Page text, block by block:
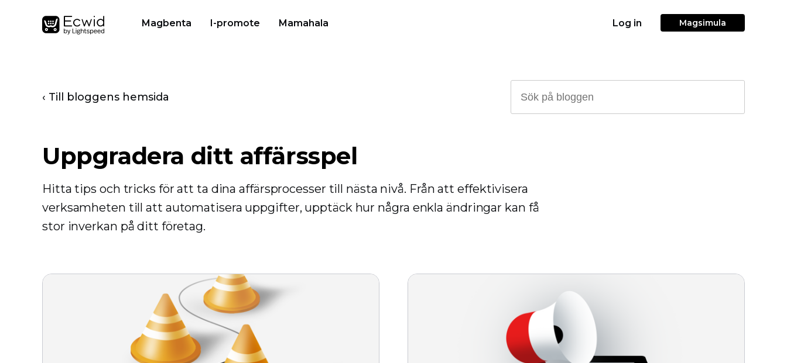
Magbenta I-promote Mamahala Log in Magsimula
‹ Till bloggens hemsida
Uppgradera ditt affärsspel
Hitta tips och tricks för att ta dina affärsprocesser till nästa nivå. Från att effektivisera
verksamheten till att automatisera uppgifter, upptäck hur några enkla ändringar kan få
stor inverkan på ditt företag.